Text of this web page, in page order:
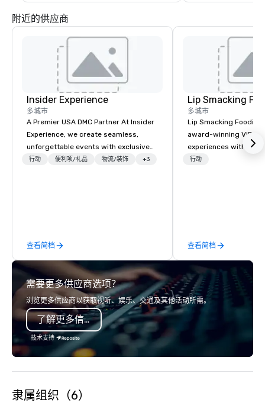
附近的供应商
Insider Experience
多城市
A Premier USA DMC Partner At Insider
Experience, we create seamless,
unforgettable events with exclusive
access to premium venues, world-
times, all-inclusive budget
turnarounds, strong industry
relationships, and operational
precision. We operate across the U.S.
in key destinations such as Hawaii,
Los Angeles, San Francisco, San
Diego, Orange County, Las Vegas, New
York, Chicago and Miami. Our global
offices enable us to efficiently serve
both U.S. and international clients
across multiple time zones. Let’s craft
contact us today!
行动 便利项/礼品 物流/装饰 +3
查看简档
Lip Smacking
多城市
Lip Smacking Foodie
award-winning VIP
experiences with
restaurants
and craft cocktails at
with complete VIP
experience gives
opportunity to sit
colleagues at each
mingle, and easily
each experience with
engaging information
行动
查看简档
需要更多供应商选项？
浏览更多供应商以获取视听、娱乐、交通及其他活动所需。
了解更多信息
技术支持
隶属组织（6）